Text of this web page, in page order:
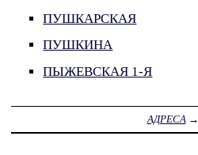
ПУШКАРСКАЯ
ПУШКИНА
ПЫЖЕВСКАЯ 1-Я
АДРЕСА→